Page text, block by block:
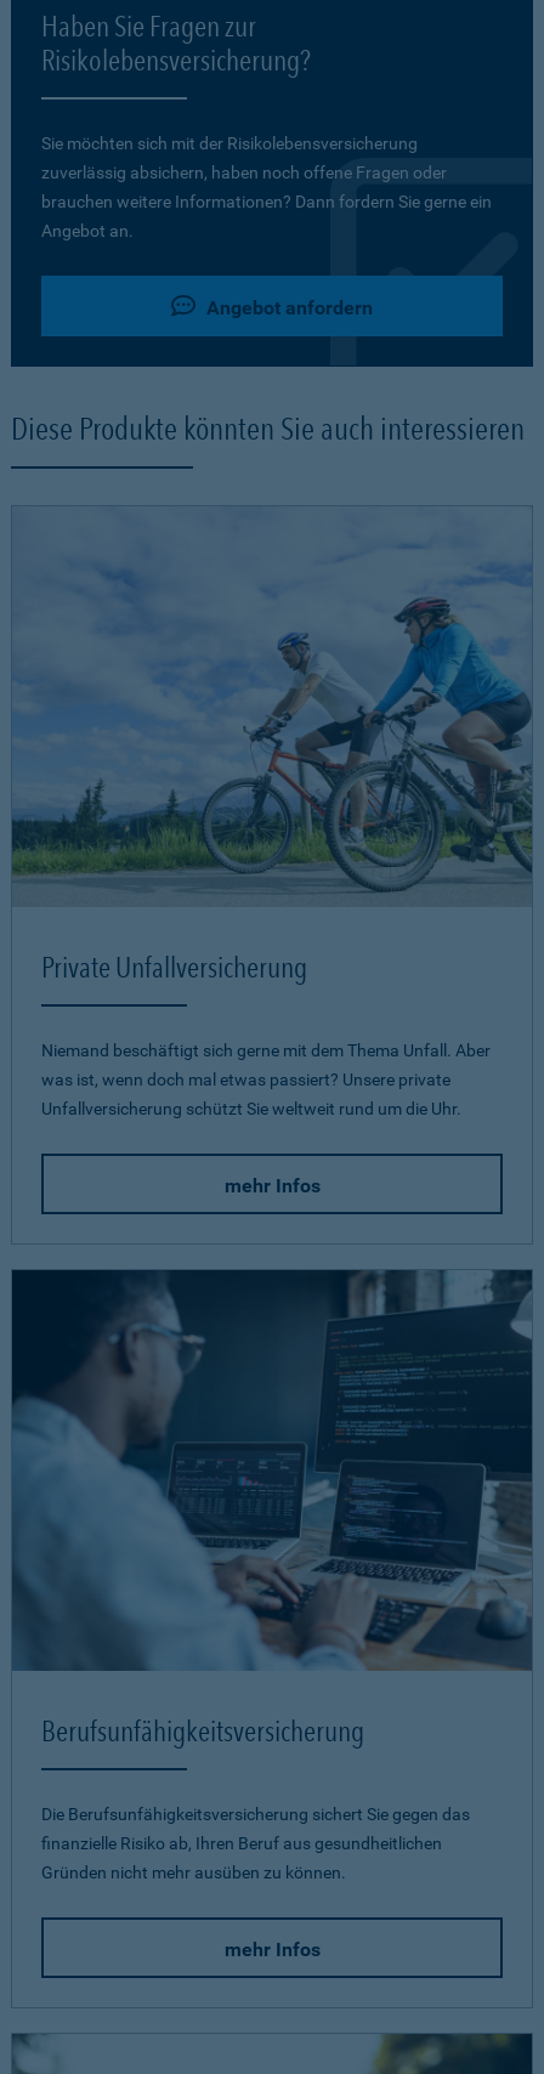
Haben Sie Fragen zur
Risikolebensversicherung?
Sie möchten sich mit der Risikolebensversicherung
zuverlässig absichern, haben noch offene Fragen oder
brauchen weitere Informationen? Dann fordern Sie gerne ein
Angebot an.
Angebot anfordern
Diese Produkte könnten Sie auch interessieren
Private Unfallversicherung
Niemand beschäftigt sich gerne mit dem Thema Unfall. Aber
was ist, wenn doch mal etwas passiert? Unsere private
Unfallversicherung schützt Sie weltweit rund um die Uhr.
mehr Infos
Berufsunfähigkeits­versicherung
Die Berufsunfähigkeitsversicherung sichert Sie gegen das
finanzielle Risiko ab, Ihren Beruf aus gesundheitlichen
Gründen nicht mehr ausüben zu können.
mehr Infos